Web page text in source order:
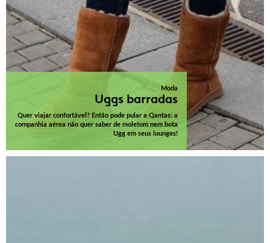
Moda
Uggs barradas
Quer viajar confortável? Então pode pular a Qantas: a
companhia aérea não quer saber de moletom nem bota
Ugg em seus lounges!